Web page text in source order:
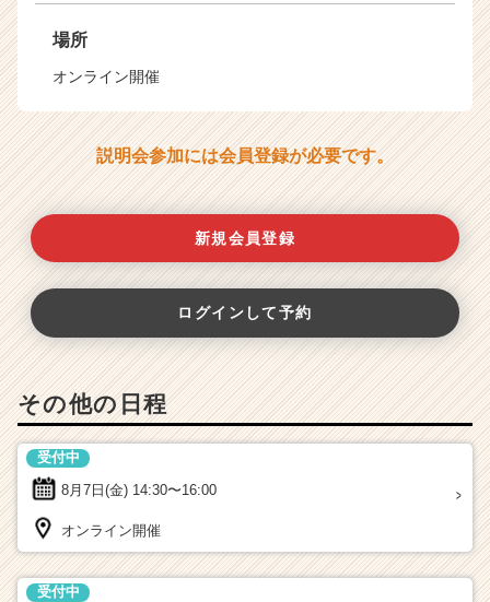
場所
オンライン開催
説明会参加には会員登録が必要です。
新規会員登録
ログインして予約
その他の日程
8月7日(金) 14:30〜16:00
受付中
オンライン開催
受付中